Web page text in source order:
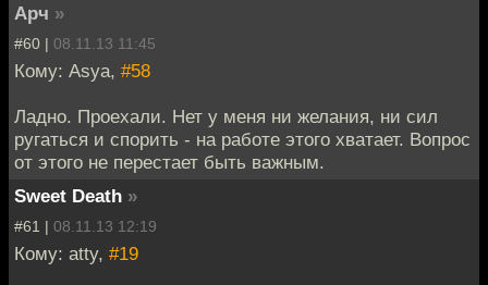
Арч »
#60 | 08.11.13 11:45
Кому: Asya, #58
Ладно. Проехали. Нет у меня ни желания, ни сил
ругаться и спорить - на работе этого хватает. Вопрос
от этого не перестает быть важным.
Sweet Death »
#61 | 08.11.13 12:19
Кому: atty, #19